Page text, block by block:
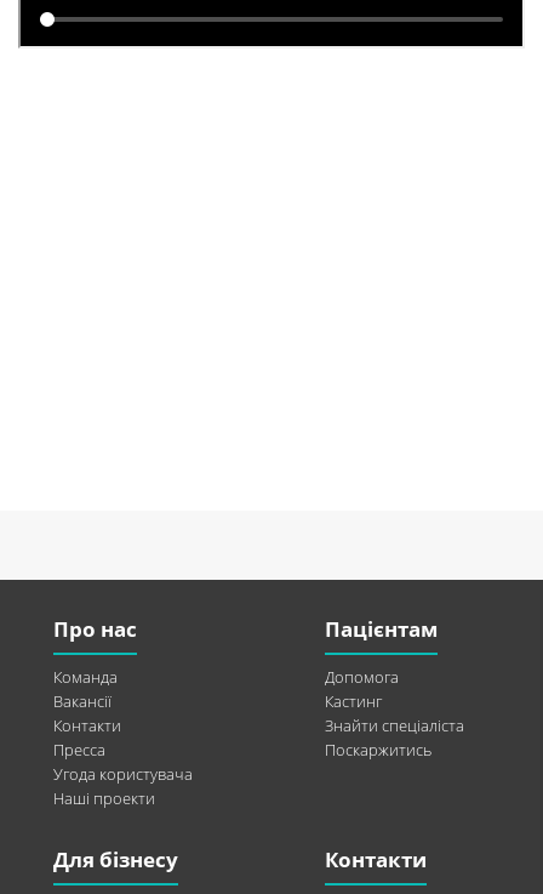
Про нас
Команда
Вакансії
Контакти
Пресса
Угода користувача
Наші проекти
Пацієнтам
Допомога
Кастинг
Знайти спеціаліста
Поскаржитись
Для бізнесу Контакти